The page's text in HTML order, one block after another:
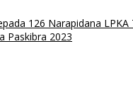
126 Narapidana
Paskibra 2023